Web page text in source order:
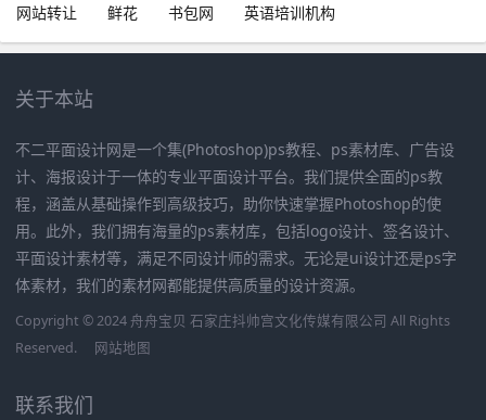
网站转让
鲜花 书包网 英语培训机构
关于本站
不二平面设计网是一个集(Photoshop)ps教程、ps素材库、广告设
计、海报设计于一体的专业平面设计平台。我们提供全面的ps教
程，涵盖从基础操作到高级技巧，助你快速掌握Photoshop的使
用。此外，我们拥有海量的ps素材库，包括logo设计、签名设计、
平面设计素材等，满足不同设计师的需求。无论是ui设计还是ps字
体素材，我们的素材网都能提供高质量的设计资源。
Copyright © 2024 舟舟宝贝 石家庄抖帅宫文化传媒有限公司 All Rights
Reserved.
网站地图
联系我们